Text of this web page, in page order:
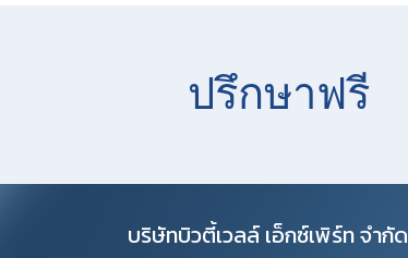
ปรึกษาฟรี
บริษัทบิวตี้เวลล์ เอ็กซ์เพิร์ท จำกัด